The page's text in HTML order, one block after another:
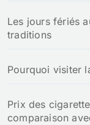
Les jours fériés
traditions
Pourquoi visiter
Prix des
comparaison